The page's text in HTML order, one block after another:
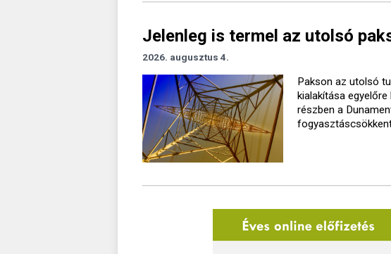
Jelenleg is termel az utolsó
2026. augusztus 4.
Pakson az utolsó
kialakítása
részben a